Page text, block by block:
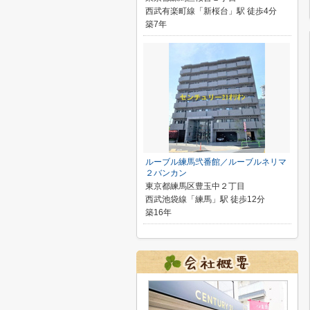
西武有楽町線「新桜台」駅 徒歩4分
築7年
ルーブル練馬弐番館／ルーブルネリマ
２バンカン
東京都練馬区豊玉中２丁目
西武池袋線「練馬」駅 徒歩12分
築16年